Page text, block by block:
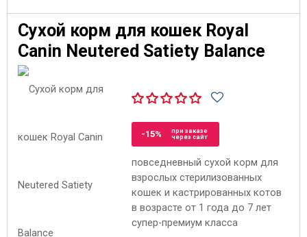
Сухой корм для кошек Royal
Canin Neutered Satiety Balance
-15%
при заказе
через сайт
повседневный сухой корм для
взрослых стерилизованных
кошек и кастрированных котов
в возрасте от 1 года до 7 лет
супер-премиум класса